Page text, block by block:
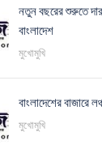
নতুন বছরের শুরুতে
বাংলাদেশ
মুখোমুখি
বাংলাদেশের
মুখোমুখি